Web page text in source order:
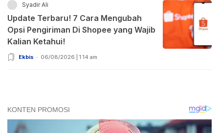
Syadir Ali
Update Terbaru! 7 Cara Mengubah
Opsi Pengiriman Di Shopee yang Wajib
Kalian Ketahui!
Ekbis 06/08/2026 | 1:14 am